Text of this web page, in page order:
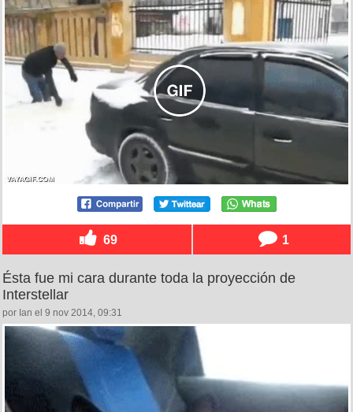
69 1
Ésta fue mi cara durante toda la proyección de
Interstellar
por Ian el 9 nov 2014, 09:31